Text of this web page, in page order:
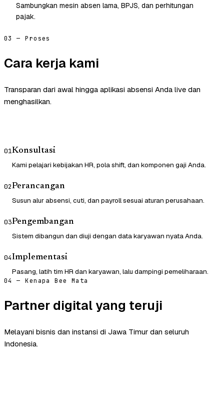
Sambungkan mesin absen lama, BPJS, dan perhitungan
pajak.
03 — Proses
Cara kerja kami
Transparan dari awal hingga aplikasi absensi Anda live dan
menghasilkan.
01Konsultasi
Kami pelajari kebijakan HR, pola shift, dan komponen gaji Anda.
02Perancangan
Susun alur absensi, cuti, dan payroll sesuai aturan perusahaan.
03Pengembangan
Sistem dibangun dan diuji dengan data karyawan nyata Anda.
04Implementasi
Pasang, latih tim HR dan karyawan, lalu dampingi pemeliharaan.
04 — Kenapa Bee Mata
Partner digital yang teruji
Melayani bisnis dan instansi di Jawa Timur dan seluruh
Indonesia.